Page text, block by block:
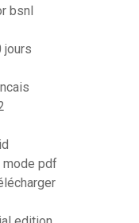
bsnl
jours
mode pdf